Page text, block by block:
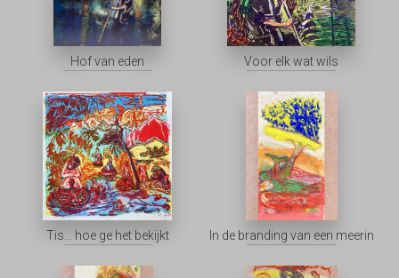
Hof van eden Voor elk wat wils
Tis... hoe ge het bekijkt In de branding van een meerin